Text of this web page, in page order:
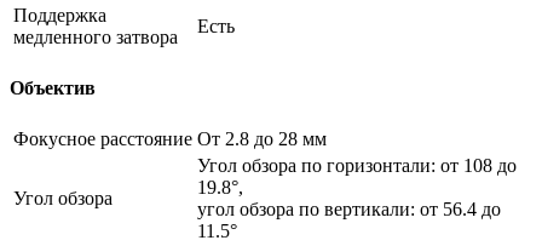
Поддержка
медленного затвора
Есть
Объектив
Фокусное расстояние От 2.8 до 28 мм
Угол обзора
Угол обзора по горизонтали: от 108 до
19.8°,
угол обзора по вертикали: от 56.4 до
11.5°